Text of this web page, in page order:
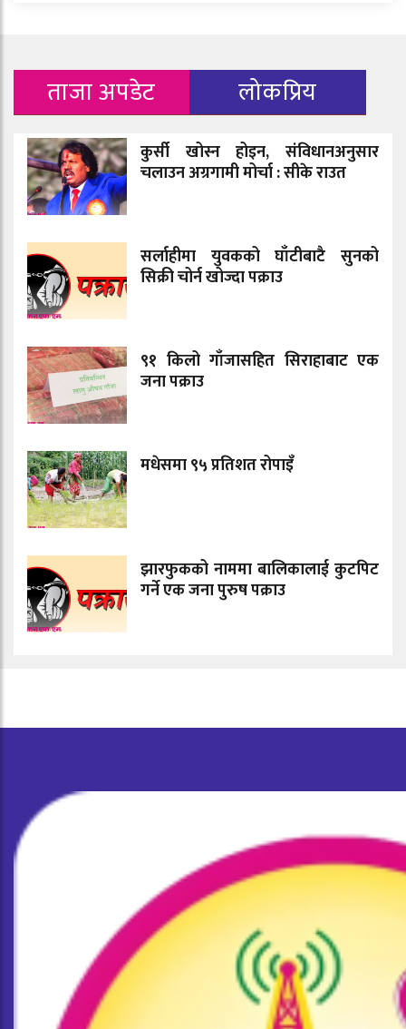
ताजा अपडेट लोकप्रिय
कुर्सी खोस्न होइन, संविधानअनुसार
चलाउन अग्रगामी मोर्चा : सीके राउत
सर्लाहीमा युवकको घाँटीबाटै सुनको
सिक्री चोर्न खोज्दा पक्राउ
९१ किलो गाँजासहित सिराहाबाट एक
जना पक्राउ
मधेसमा ९५ प्रतिशत रोपाइँ
झारफुकको नाममा बालिकालाई कुटपिट
गर्ने एक जना पुरुष पक्राउ